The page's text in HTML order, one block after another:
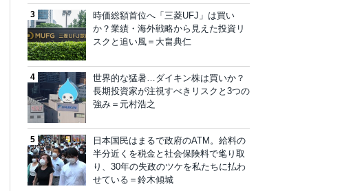
時価総額首位へ「三菱UFJ」は買い
か？業績・海外戦略から見えた投資リ
スクと追い風＝大畠典仁
世界的な猛暑…ダイキン株は買いか？
長期投資家が注視すべきリスクと3つの
強み＝元村浩之
日本国民はまるで政府のATM。給料の
半分近くを税金と社会保険料で毟り取
り、30年の失政のツケを私たちに払わ
せている＝鈴木傾城